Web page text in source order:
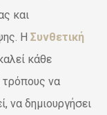
και
ΗΣυνθετική
κάθε
να
να δημιουργήσει